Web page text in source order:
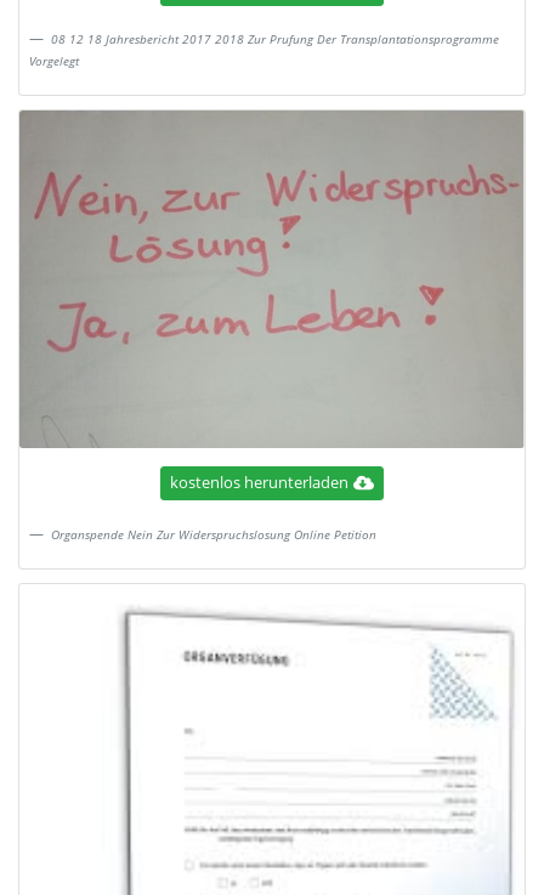
08 12 18 Jahresbericht 2017 2018 Zur Prufung Der Transplantationsprogramme
Vorgelegt
kostenlos herunterladen
Organspende Nein Zur Widerspruchslosung Online Petition